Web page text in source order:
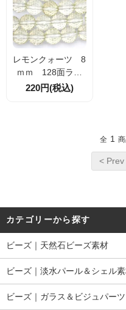
レモンクォーツ 8
ｍｍ 128面ラウ
ンドカット 1粒／
220円(税込)
全 1
< Prev
カテゴリーから探す
ビーズ｜天然石ビーズ素材
ビーズ｜淡水パール＆シェル
ビーズ｜ガラス＆ビジュパーツ